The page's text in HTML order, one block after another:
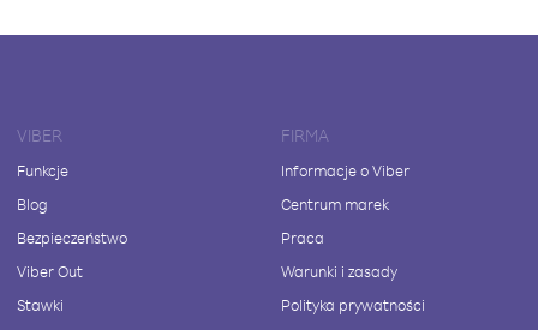
VIBER
Funkcje
Blog
Bezpieczeństwo
Viber Out
Stawki
FIRMA
Informacje o Viber
Centrum marek
Praca
Warunki i zasady
Polityka prywatności